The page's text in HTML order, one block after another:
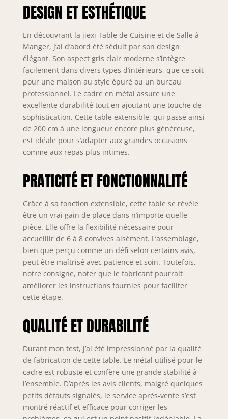
déplie le long du
bord et peut être
accueillir plus
d'invités, avec une
capacité de 6 à 8
personnes, en
toute liberté et en
organisant votre
espace de quelque
manière que ce
soit, cet ensemble
de table à manger
est prêt à
répondre à vos
grande famille.
Nombreux
scénarios
d'utilisation : la
table de salle à
manger est
fabriquée en
panneau MDF de
haute dureté, qui
est résistant à la
saleté et à l'eau.
cuisine, un
appartement ou
peut également
être utilisée
comme bureau
d'ordinateur ou
table d'étude,
notre table à
manger est idéale
DESIGN ET ESTHÉTIQUE
En découvrant la jiexi Table de Cuisine et de Salle à
Manger, j’ai d’abord été séduit par son design
élégant. Son aspect gris clair moderne s’intègre
facilement dans divers types d’intérieurs, que ce soit
pour une maison au style épuré ou un bureau
professionnel. Le cadre en métal assure une
excellente durabilité tout en ajoutant une touche de
sophistication. Cette table extensible, qui passe ainsi
de 200 cm à une longueur encore plus généreuse,
est idéale pour s’adapter aux grandes occasions
comme aux repas plus intimes.
PRATICITÉ ET FONCTIONNALITÉ
Grâce à sa fonction extensible, cette table se révèle
être un vrai gain de place dans n’importe quelle
pièce. Elle offre la flexibilité nécessaire pour
accueillir de 6 à 8 convives aisément. L’assemblage,
bien que perçu comme un défi selon certains avis,
peut être maîtrisé avec patience et soin. Toutefois,
notre consigne, noter que le fabricant pourrait
améliorer les instructions fournies pour faciliter
cette étape.
QUALITÉ ET DURABILITÉ
Durant mon test, j’ai été impressionné par la qualité
de fabrication de cette table. Le métal utilisé pour le
cadre est robuste et confère une grande stabilité à
l’ensemble. D’après les avis clients, malgré quelques
petits défauts signalés, le service après-vente s’est
montré réactif et efficace pour corriger les